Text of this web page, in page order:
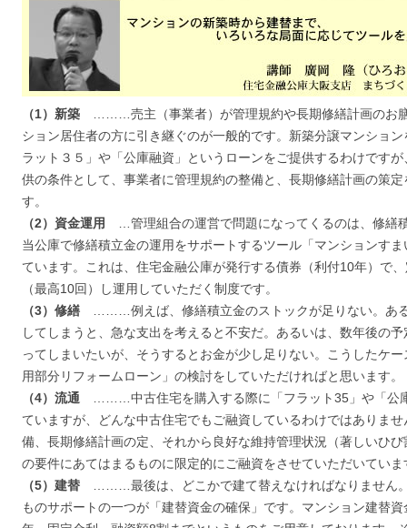
（1）新築 ………売主（事業者）が管理規約や長期修繕計画のお
ション居住者の方に引き継ぐのが一般的です。新築分譲マンショ
ラット３５」や「公庫融資」というローンをご提供するわけです
供の条件として、事業者に管理規約の整備と、長期修繕計画の策
す。
（2）資金運用
…管理組合の運営で問題になってくるのは、修繕
当公庫で修繕積立金の運用をサポートするツール「マンションす
ています。これは、住宅金融公庫が発行する債券（利付10年）で
（最高10回）し運用していただく制度です。
（3）修繕 ………例えば、修繕積立金のストックが足りない。あ
してしまうと、急な支出を考えると不安だ。あるいは、数年後の
ってしまいたいが、そうするとお金が少し足りない。こうしたケ
用部分リフォームローン」の検討をしていただければと思います。
（4）流通 ………中古住宅を購入する際に「フラット35」や「公
ていますが、どんな中古住宅でもご融資しているわけではありま
備、長期修繕計画の定、それから良好な維持管理状況（著しいひ
の要件にあてはまるものに限定的にご融資をさせていただいていま
（5）建替 ………最後は、どこかで建て替えなければなりません
ものサポートの一つが「建替資金の確保」です。マンション建替